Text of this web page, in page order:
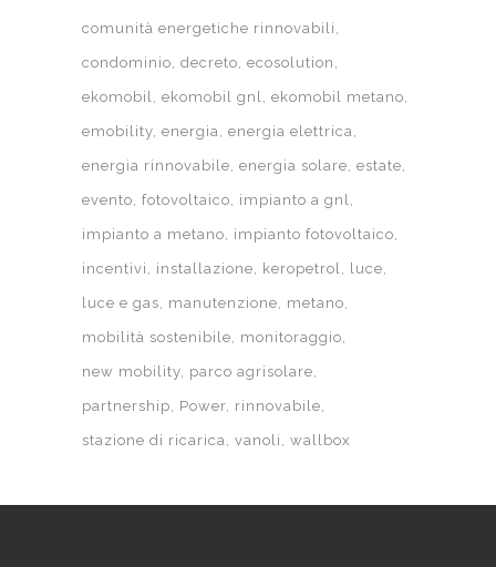
comunità energetiche rinnovabili
condominio decreto ecosolution
ekomobil ekomobil gnl ekomobil metano
emobility energia energia elettrica
energia rinnovabile energia solare estate
evento fotovoltaico impianto a gnl
impianto a metano impianto fotovoltaico
incentivi installazione keropetrol luce
luce e gas manutenzione metano
mobilità sostenibile monitoraggio
new mobility parco agrisolare
partnership Power rinnovabile
stazione di ricarica vanoli wallbox